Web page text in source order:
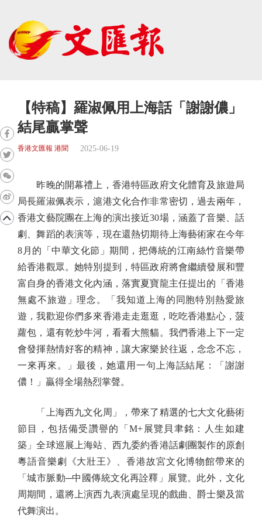
【特稿】羅淑佩用上海話「謝謝儂」
結尾贏掌聲
香港文匯報 港聞 2025-06-19
昨晚的開幕禮上，香港特區政府文化體育及旅遊局
局長羅淑佩表示，滬港文化合作非常密切，過去兩年，
香港文藝院團在上海的演出接近30場，涵蓋了音樂、話
劇、舞蹈的表演等，現在還熱切期待上海藝術家在今年
8月的「中華文化節」期間，把傳統的江南絲竹音樂帶
給香港觀眾。她特別提到，特區政府將會繼續發展和豐
富自身的香港文化內涵，落實夏寶龍主任提出的「香港
無處不旅遊」理念。「我知道上海的同胞特別熱愛旅
遊，我歡迎你們多來香港走走逛逛，吃吃香港點心，菠
蘿包，還有乾炒牛河，看看大熊貓。我們香港上下一定
會發揮熱情好客的精神，讓大家樂於往返，念念不忘，
一來再來。」最後，她還用一句上海話結尾：「謝謝
儂！」贏得全場熱烈掌聲。
「上海西九文化周」，帶來了精選的七大文化藝術
節目，包括備受讚譽的「M+展覽貝聿銘：人生如建
築」全球巡展上海站、西九委約香港話劇團製作的原創
粵語音樂劇《大壯王》、香港故宮文化博物館帶來的
「城市脈動─中國傳統文化再詮釋」展覽。此外，文化
周期間，還將上演西九表演處呈現的戲曲、爵士樂及當
代舞演出。